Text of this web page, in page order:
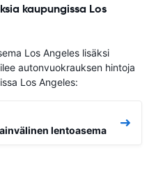
kaupungissa Los
Los Angeles lisäksi
autonvuokrauksen hintoja
Los Angeles:
lentoasema